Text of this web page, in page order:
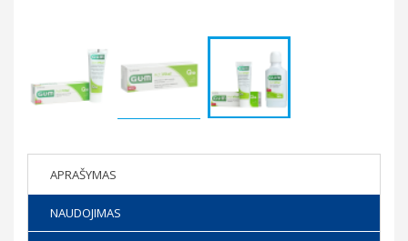
APRAŠYMAS
NAUDOJIMAS